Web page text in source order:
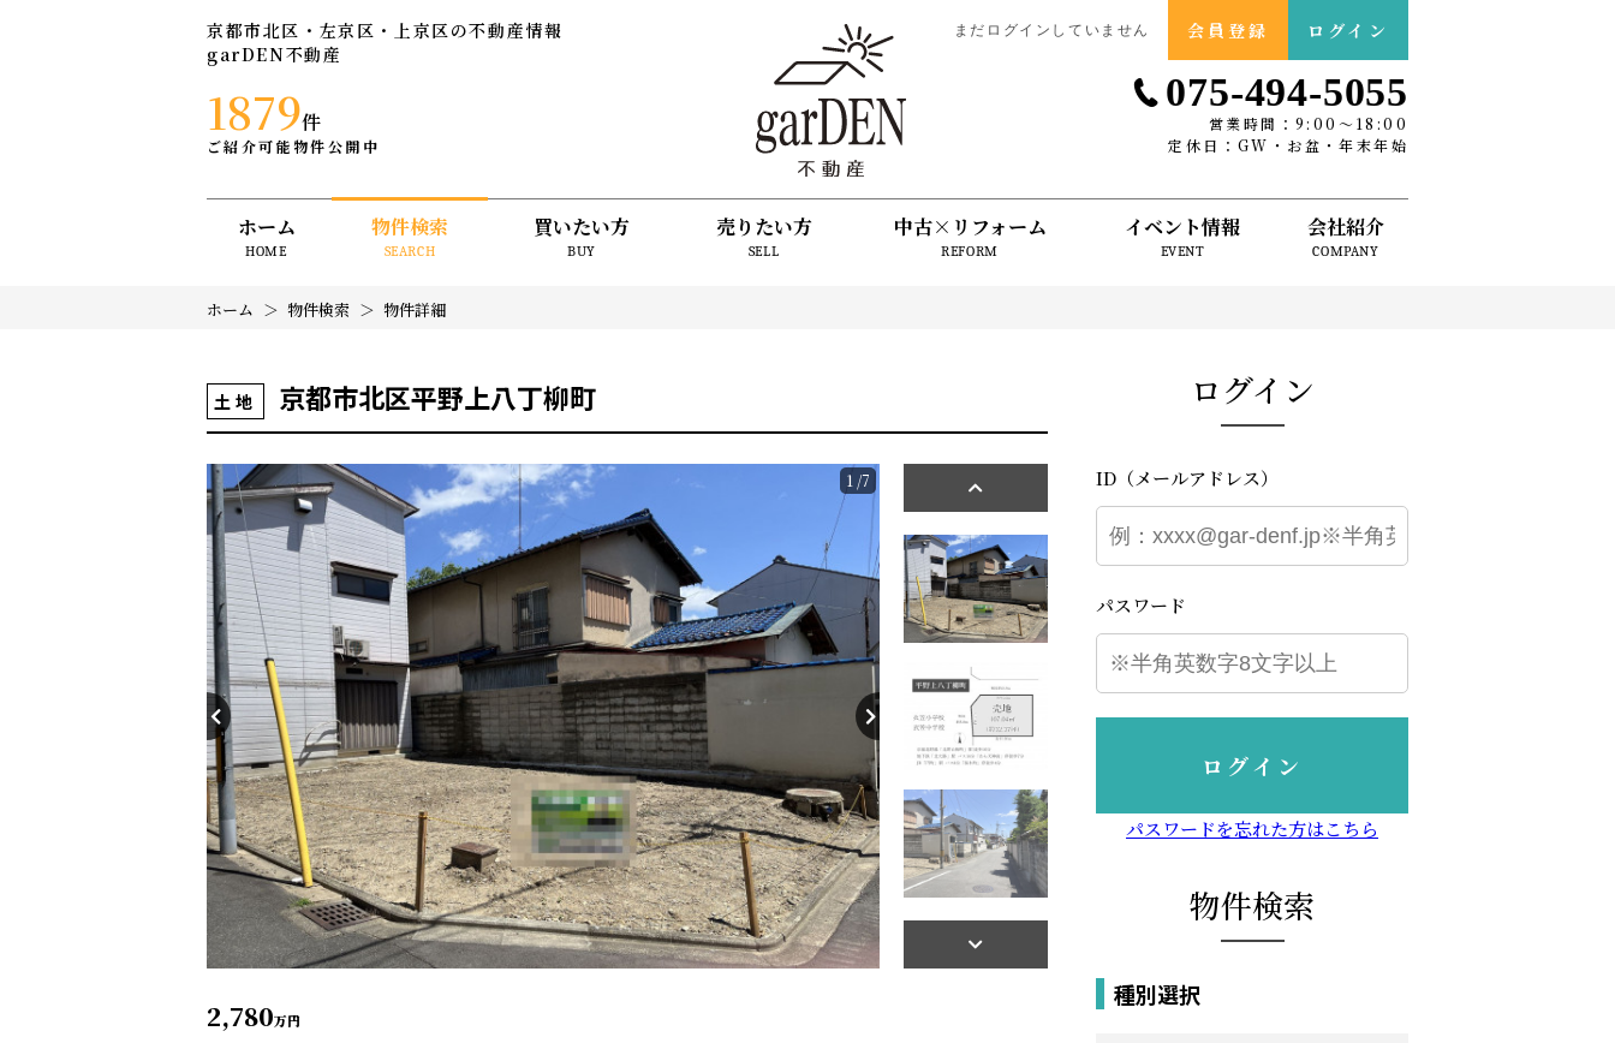
京都市北区・左京区・上京区の不動産情報
garDEN不動産
1879件
ご紹介可能物件公開中
まだログインしていません 会員登録 ログイン
075-494-5055
営業時間：9:00〜18:00
定休日：GW・お盆・年末年始
ホーム
HOME
物件検索
SEARCH
買いたい方
BUY
売りたい方
SELL
中古×リフォーム
REFORM
イベント情報
EVENT
会社紹介
COMPANY
ホーム 物件検索 物件詳細
土地 京都市北区平野上八丁柳町
1 /7
2,780万円
ログイン
ID（メールアドレス）
パスワード
ログイン
パスワードを忘れた方はこちら
物件検索
種別選択